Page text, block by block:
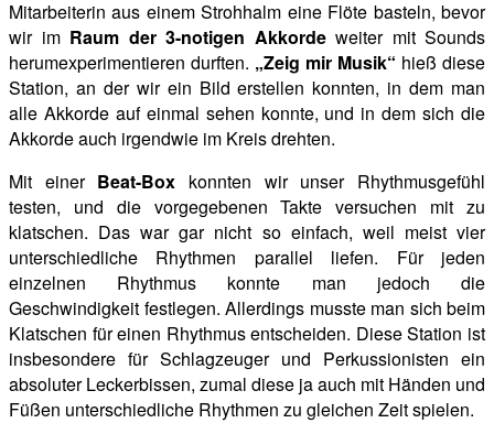
Mitarbeiterin aus einem Strohhalm eine Flöte basteln, bevor
wir im Raum der 3-notigen Akkordeweiter mit Sounds
herumexperimentieren durften. „Zeig mir Musik“ hieß diese
Station, an der wir ein Bild erstellen konnten, in dem man
alle Akkorde auf einmal sehen konnte, und in dem sich die
Akkorde auch irgendwie im Kreis drehten.
Mit einer Beat-Box konnten wir unser Rhythmusgefühl
testen, und die vorgegebenen Takte versuchen mit zu
klatschen. Das war gar nicht so einfach, weil meist vier
unterschiedliche Rhythmen parallel liefen. Für jeden
einzelnen Rhythmus konnte man jedoch die
Geschwindigkeit festlegen. Allerdings musste man sich beim
Klatschen für einen Rhythmus entscheiden. Diese Station ist
insbesondere für Schlagzeuger und Perkussionisten ein
absoluter Leckerbissen, zumal diese ja auch mit Händen und
Füßen unterschiedliche Rhythmen zu gleichen Zeit spielen.